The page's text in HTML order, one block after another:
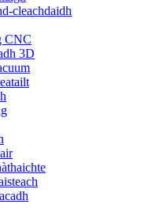
cleachdaidh
CNC
3D